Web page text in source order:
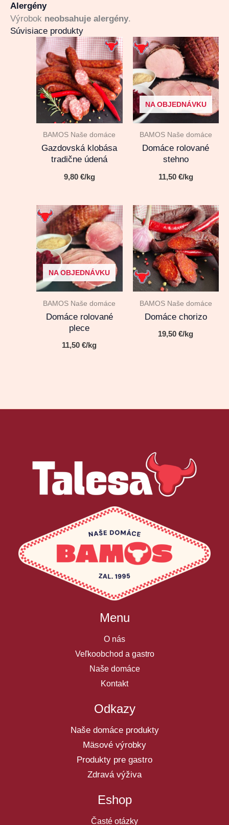
Alergény
Výrobok neobsahuje alergény.
Súvisiace produkty
BAMOS Naše domáce
Gazdovská klobása
tradične údená
9,80 €/kg
NA OBJEDNÁVKU
BAMOS Naše domáce
Domáce rolované
stehno
11,50 €/kg
NA OBJEDNÁVKU
BAMOS Naše domáce
Domáce rolované
plece
11,50€/kg
BAMOS Naše domáce
Domáce chorizo
19,50€/kg
Menu
O nás
Veľkoobchod a gastro
Naše domáce
Kontakt
Odkazy
Naše domáce produkty
Mäsové výrobky
Produkty pre gastro
Zdravá výživa
Eshop
Časté otázky